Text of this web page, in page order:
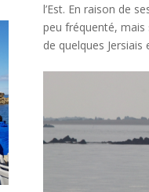
l’Est. En raison de
peu fréquenté, mais
de quelques